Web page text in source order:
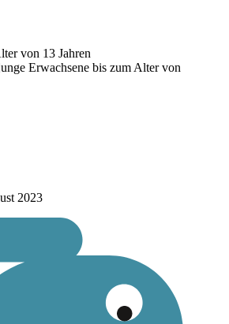
von 13 Jahren
Erwachsene bis zum Alter von
2023